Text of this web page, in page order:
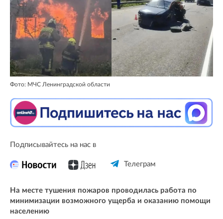
Фото: МЧС Ленинградской области
Подписывайтесь на нас в
Телеграм
На месте тушения пожаров проводилась работа по
минимизации возможного ущерба и оказанию помощи
населению